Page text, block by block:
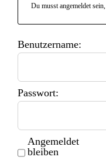
Du musst angemeldet
Benutzername:
Passwort:
Angemeldet
bleiben